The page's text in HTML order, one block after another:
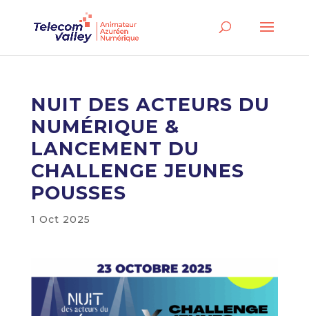
NUIT DES ACTEURS DU
NUMÉRIQUE &
LANCEMENT DU
CHALLENGE JEUNES
POUSSES
1 Oct 2025